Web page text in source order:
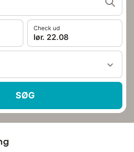
Check ud
lør. 22.08
SØG